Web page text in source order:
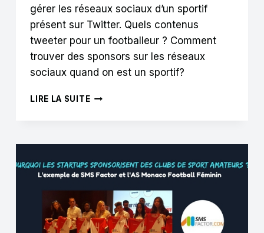
gérer les réseaux sociaux d’un sportif
présent sur Twitter. Quels contenus
tweeter pour un footballeur ? Comment
trouver des sponsors sur les réseaux
sociaux quand on est un sportif?
LIRE LA SUITESPORTIF
VOTRE
TWITTER